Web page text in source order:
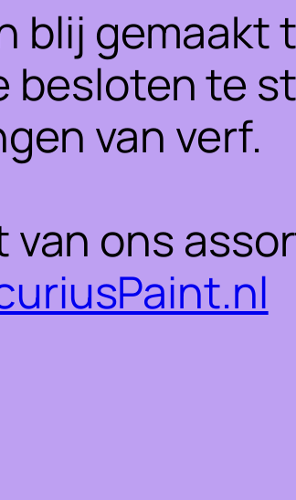
blij gemaakt
besloten te
van verf.
van ons